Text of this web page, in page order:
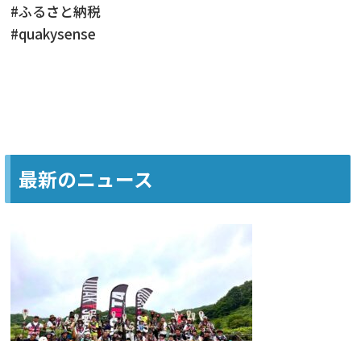
#ふるさと納税
#quakysense
最新のニュース